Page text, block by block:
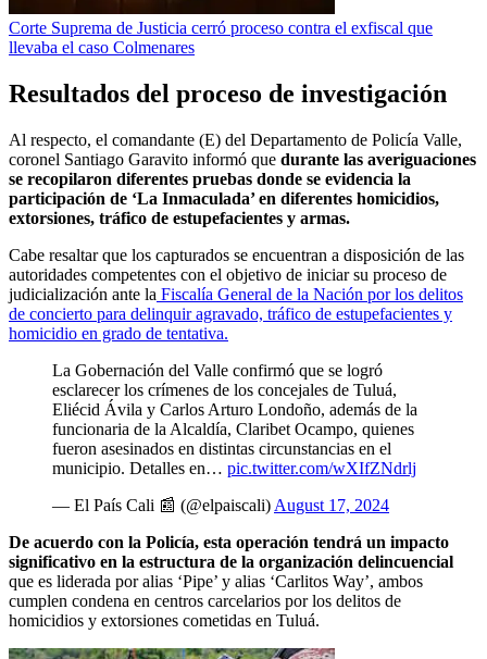
Corte Suprema de Justicia cerró proceso contra el exfiscal que
llevaba el caso Colmenares
Resultados del proceso de investigación
Al respecto, el comandante (E) del Departamento de Policía Valle,
coronel Santiago Garavito informó que durante las averiguaciones
se recopilaron diferentes pruebas donde se evidencia la
participación de ‘La Inmaculada’ en diferentes homicidios,
extorsiones, tráfico de estupefacientes y armas.
Cabe resaltar que los capturados se encuentran a disposición de las
autoridades competentes con el objetivo de iniciar su proceso de
judicialización ante la Fiscalía General de la Nación por los delitos
de concierto para delinquir agravado, tráfico de estupefacientes y
homicidio en grado de tentativa.
La Gobernación del Valle confirmó que se logró
esclarecer los crímenes de los concejales de Tuluá,
Eliécid Ávila y Carlos Arturo Londoño, además de la
funcionaria de la Alcaldía, Claribet Ocampo, quienes
fueron asesinados en distintas circunstancias en el
municipio. Detalles en… pic.twitter.com/wXIfZNdrlj
— El País Cali 📰 (@elpaiscali) August 17, 2024
De acuerdo con la Policía, esta operación tendrá un impacto
significativo en la estructura de la organización delincuencial
que es liderada por alias ‘Pipe’ y alias ‘Carlitos Way’, ambos
cumplen condena en centros carcelarios por los delitos de
homicidios y extorsiones cometidas en Tuluá.